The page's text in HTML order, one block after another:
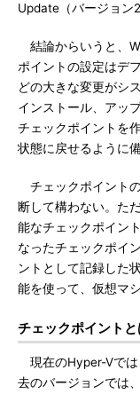
Update（バージョン
結論からいうと、
ポイントの設定はデ
どの大きな変更がシ
インストール、アッ
チェックポイントを
状態に戻せるように
チェックポイント
断して構わない。た
能なチェックポイン
なったチェックポイ
ントとして記録した
能を使って、仮想マ
チェックポイント
現在のHyper-Vでは
去のバージョンでは